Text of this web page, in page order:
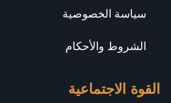
سياسة الخصوصية
الشروط والأحكام
القوة الاجتماعية